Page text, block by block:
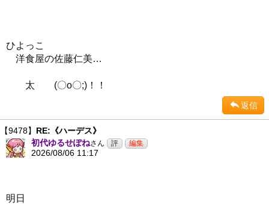
ひよっこ
洋食屋の佐藤仁美…
太 (〇o〇;)！！
返信
【9478】 RE:《ハーデス》
初代ゆるせぽねさん
2026/08/06 11:17
明日